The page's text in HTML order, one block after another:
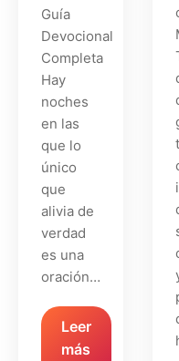
Guía
Devocional
Completa
Hay
noches
en las
que lo
único
que
alivia de
verdad
es una
oración…
Leer
más